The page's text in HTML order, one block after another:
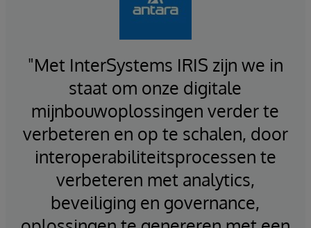
"Met InterSystems IRIS zijn we in
staat om onze digitale
mijnbouwoplossingen verder te
verbeteren en op te schalen, door
interoperabiliteitsprocessen te
verbeteren met analytics,
beveiliging en governance,